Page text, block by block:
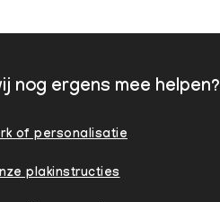
nog ergens mee helpen?
of personalisatie
plakinstructies